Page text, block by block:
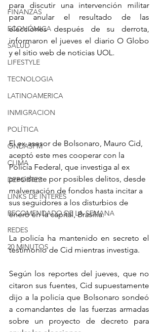
FINANZAS
ECONÓMICA
SALUD
LIFESTYLE
TECNOLOGIA
LATINOAMERICA
INMIGRACION
POLÍTICA
ONDASFM
CLIMA
DEPORTES
LINKS DE INTERES
RECOMENDADO DE LA SEMANA
REDES
20 MINUTOS
para discutir una intervención militar
para anular el resultado de las
elecciones después de su derrota,
informaron el jueves el diario O Globo
y el sitio web de noticias UOL.
El ex asesor de Bolsonaro, Mauro Cid,
aceptó este mes cooperar con la
Policía Federal, que investiga al ex
presidente por posibles delitos, desde
malversación de fondos hasta incitar a
sus seguidores a los disturbios de
enero en la capital, Brasilia.
La policía ha mantenido en secreto el
testimonio de Cid mientras investiga.
Según los reportes del jueves, que no
citaron sus fuentes, Cid supuestamente
dijo a la policía que Bolsonaro sondeó
a comandantes de las fuerzas armadas
sobre un proyecto de decreto para